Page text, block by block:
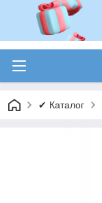
✔ Каталог